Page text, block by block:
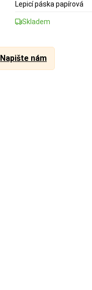
Lepicí páska papírová
Skladem
Napište nám